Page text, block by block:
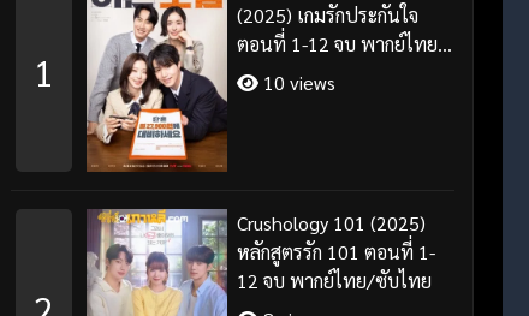
1
(2025) เกมรักประกันใจ
ตอนที่ 1-12 จบ พากย์ไทย
ซับไทย10 views
Crushology 101 (2025)
หลักสูตรรัก 101 ตอนที่ 1-
12 จบ พากย์ไทย/ซับไทย